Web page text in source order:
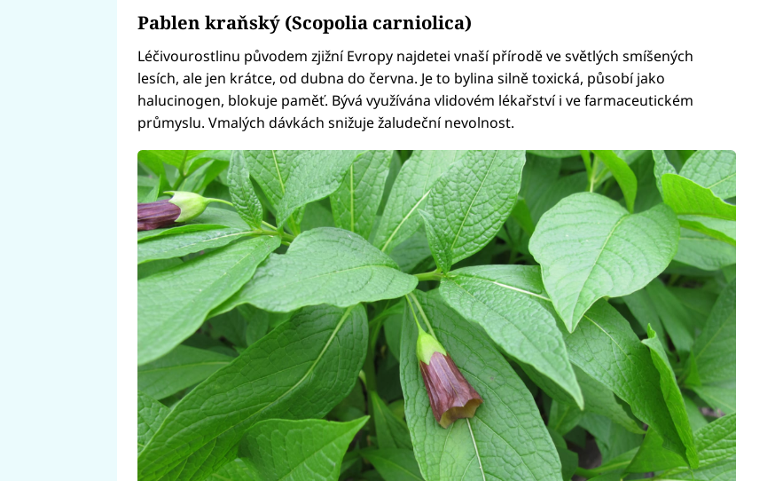
Pablen kraňský (Scopolia carniolica)
Léčivourostlinu původem zjižní Evropy najdetei vnaší přírodě ve světlých smíšených
lesích, ale jen krátce, od dubna do června. Je to bylina silně toxická, působí jako
halucinogen, blokuje paměť. Bývá využívána vlidovém lékařství i ve farmaceutickém
průmyslu. Vmalých dávkách snižuje žaludeční nevolnost.